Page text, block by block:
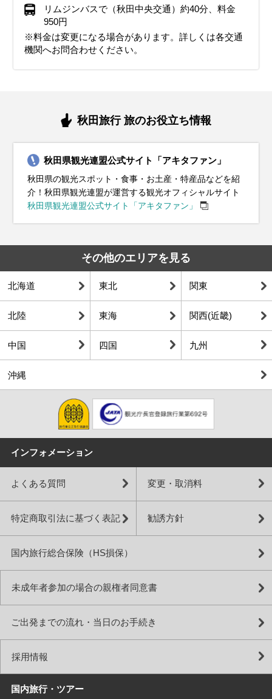
リムジンバスで（秋田中央交通）約40分、料金
950円
※料金は変更になる場合があります。詳しくは各交通
機関へお問合わせください。
秋田旅行 旅のお役立ち情報
秋田県観光連盟公式サイト「アキタファン」
秋田県の観光スポット・食事・お土産・特産品などを紹
介！秋田県観光連盟が運営する観光オフィシャルサイト
秋田県観光連盟公式サイト「アキタファン」
その他のエリアを見る
北海道 東北 関東
北陸 東海 関西(近畿)
中国 四国 九州
沖縄
インフォメーション
よくある質問 変更・取消料
特定商取引法に基づく表記 勧誘方針
国内旅行総合保険（HS損保）
未成年者参加の場合の親権者同意書
ご出発までの流れ・当日のお手続き
採用情報
国内旅行・ツアー